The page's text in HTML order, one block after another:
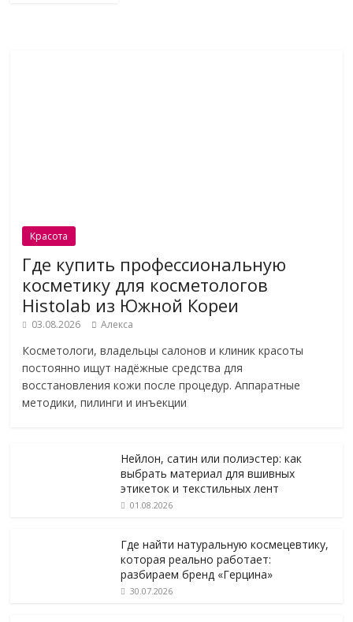
Красота
Где купить профессиональную
косметику для косметологов
Histolab из Южной Кореи
03.08.2026 Алекса
Косметологи, владельцы салонов и клиник красоты
постоянно ищут надёжные средства для
восстановления кожи после процедур. Аппаратные
методики, пилинги и инъекции
Нейлон, сатин или полиэстер: как
выбрать материал для вшивных
этикеток и текстильных лент
01.08.2026
Где найти натуральную космецевтику,
которая реально работает:
разбираем бренд «Герцина»
30.07.2026